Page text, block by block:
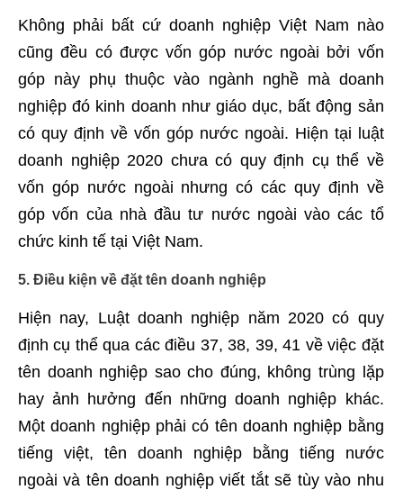
Không phải bất cứ doanh nghiệp Việt Nam nào
cũng đều có được vốn góp nước ngoài bởi vốn
góp này phụ thuộc vào ngành nghề mà doanh
nghiệp đó kinh doanh như giáo dục, bất động sản
có quy định về vốn góp nước ngoài. Hiện tại luật
doanh nghiệp 2020 chưa có quy định cụ thể về
vốn góp nước ngoài nhưng có các quy định về
góp vốn của nhà đầu tư nước ngoài vào các tổ
chức kinh tế tại Việt Nam.
5. Điều kiện về đặt tên doanh nghiệp
Hiện nay, Luật doanh nghiệp năm 2020 có quy
định cụ thể qua các điều 37, 38, 39, 41 về việc đặt
tên doanh nghiệp sao cho đúng, không trùng lặp
hay ảnh hưởng đến những doanh nghiệp khác.
Một doanh nghiệp phải có tên doanh nghiệp bằng
tiếng việt, tên doanh nghiệp bằng tiếng nước
ngoài và tên doanh nghiệp viết tắt sẽ tùy vào nhu